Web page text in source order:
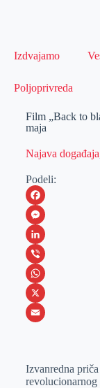
Izdvajamo
Poljoprivreda
Film „Back to
maja
Najava događaja
Podeli:
F
a
c
e
b
o
M
e
s
s
e
e
L
i
n
k
I
V
i
b
W
h
s
X
a
Izvanredna